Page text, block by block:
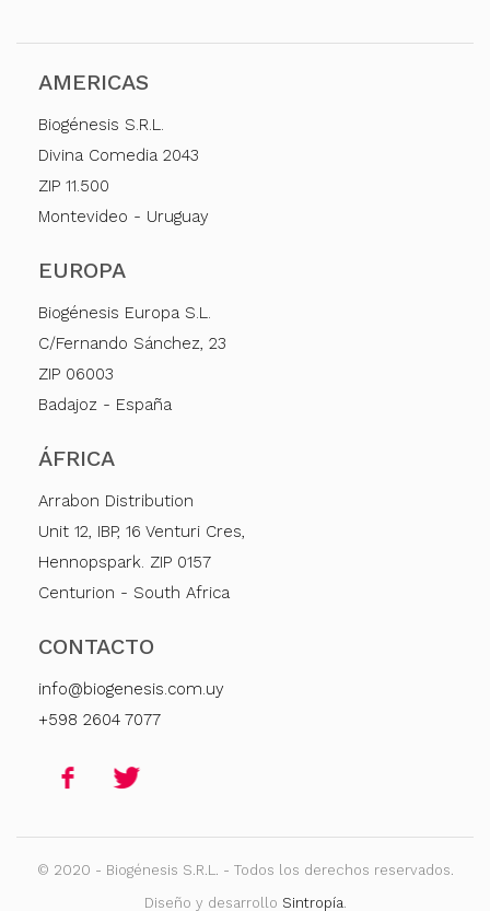
AMERICAS
Biogénesis S.R.L.
Divina Comedia 2043
ZIP 11.500
Montevideo - Uruguay
EUROPA
Biogénesis Europa S.L.
C/Fernando Sánchez, 23
ZIP 06003
Badajoz - España
ÁFRICA
Arrabon Distribution
Unit 12, IBP, 16 Venturi Cres,
Hennopspark. ZIP 0157
Centurion - South Africa
CONTACTO
info@biogenesis.com.uy
+598 2604 7077
© 2020 - Biogénesis S.R.L. - Todos los derechos reservados.
Diseño y desarrollo Sintropía